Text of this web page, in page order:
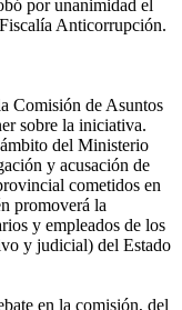
por unanimidad el
Anticorrupción.
Comisión de Asuntos
sobre la iniciativa.
del Ministerio
y acusación de
cometidos en
promoverá la
y empleados de los
y judicial) del Estado
en la comisión, del